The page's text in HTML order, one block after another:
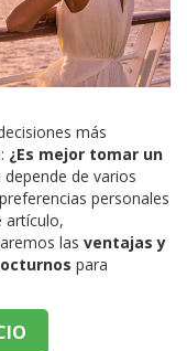
más
¿Es mejor tomar un
de varios
personales
artículo,
las ventajas y
para